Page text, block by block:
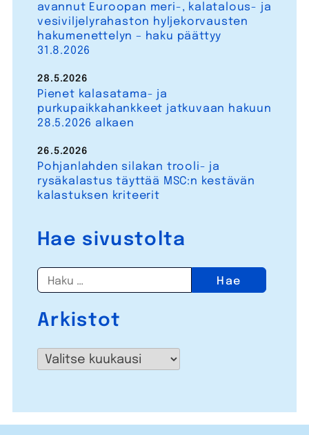
avannut Euroopan meri-, kalatalous- ja
vesiviljelyrahaston hyljekorvausten
hakumenettelyn – haku päättyy
31.8.2026
Pienet kalasatama- ja
purkupaikkahankkeet jatkuvaan hakuun
28.5.2026 alkaen
28.5.2026
Pohjanlahden silakan trooli- ja
rysäkalastus täyttää MSC:n kestävän
kalastuksen kriteerit
26.5.2026
Hae sivustolta
Haku:
Arkistot
Arkistot